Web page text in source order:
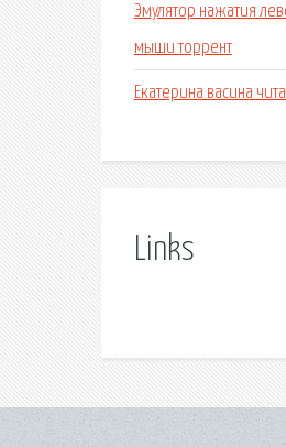
Эмулятор нажатия
мыши торрент
Екатерина васина
Links